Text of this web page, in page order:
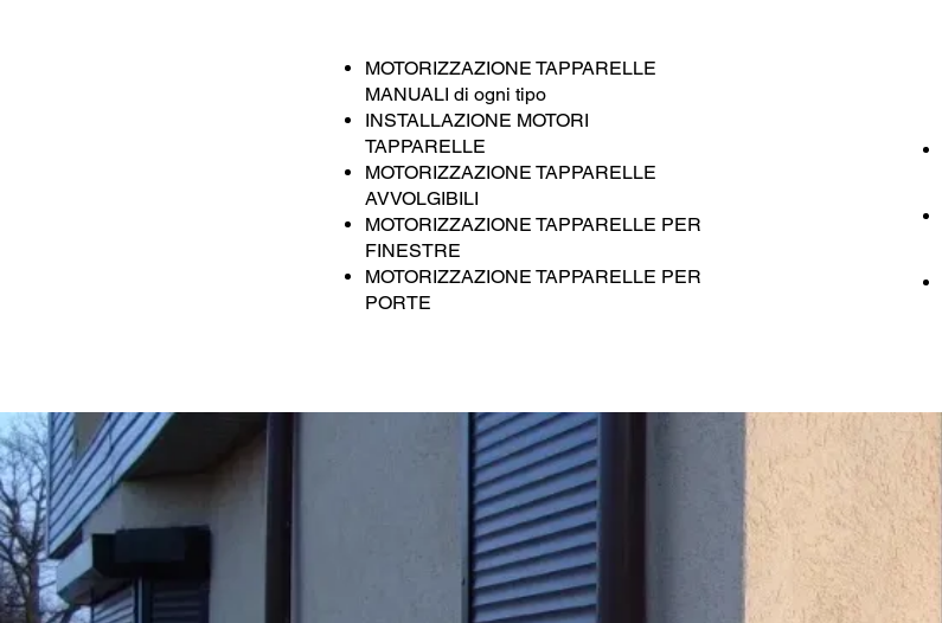
MOTORIZZAZIONE TAPPARELLE
MANUALI di ogni tipo
INSTALLAZIONE MOTORI
TAPPARELLE
MOTORIZZAZIONE TAPPARELLE
AVVOLGIBILI
MOTORIZZAZIONE TAPPARELLE PER
FINESTRE
MOTORIZZAZIONE TAPPARELLE PER
PORTE